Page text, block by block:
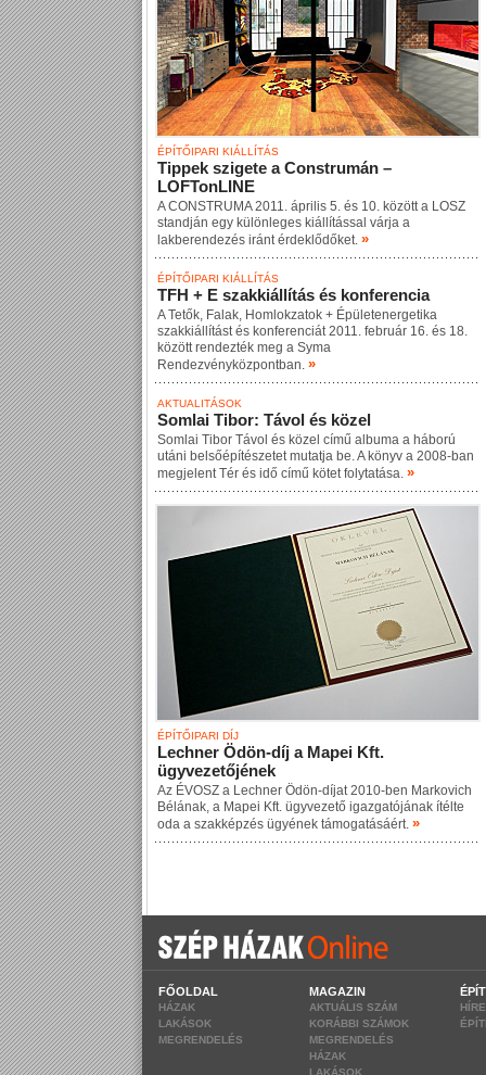
ÉPÍTŐIPARI KIÁLLÍTÁS
Tippek szigete a Construmán –
LOFTonLINE
A CONSTRUMA 2011. április 5. és 10. között a LOSZ
standján egy különleges kiállítással várja a
lakberendezés iránt érdeklődőket. »
ÉPÍTŐIPARI KIÁLLÍTÁS
TFH + E szakkiállítás és konferencia
A Tetők, Falak, Homlokzatok + Épületenergetika
szakkiállítást és konferenciát 2011. február 16. és 18.
között rendezték meg a Syma
Rendezvényközpontban. »
AKTUALITÁSOK
Somlai Tibor: Távol és közel
Somlai Tibor Távol és közel című albuma a háború
utáni belsőépítészetet mutatja be. A könyv a 2008-ban
megjelent Tér és idő című kötet folytatása. »
ÉPÍTŐIPARI DÍJ
Lechner Ödön-díj a Mapei Kft.
ügyvezetőjének
Az ÉVOSZ a Lechner Ödön-díjat 2010-ben Markovich
Bélának, a Mapei Kft. ügyvezető igazgatójának ítélte
oda a szakképzés ügyének támogatásáért. »
FŐOLDAL
HÁZAK
LAKÁSOK
MEGRENDELÉS
MAGAZIN
AKTUÁLIS SZÁM
KORÁBBI SZÁMOK
MEGRENDELÉS
HÁZAK
LAKÁSOK